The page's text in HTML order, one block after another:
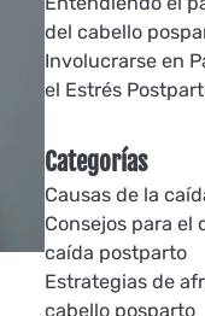
del cabello
Involucrarse en
el Estrés
Categorías
Causas de la
Consejos para el
caída postparto
Estrategias de
cabello posparto